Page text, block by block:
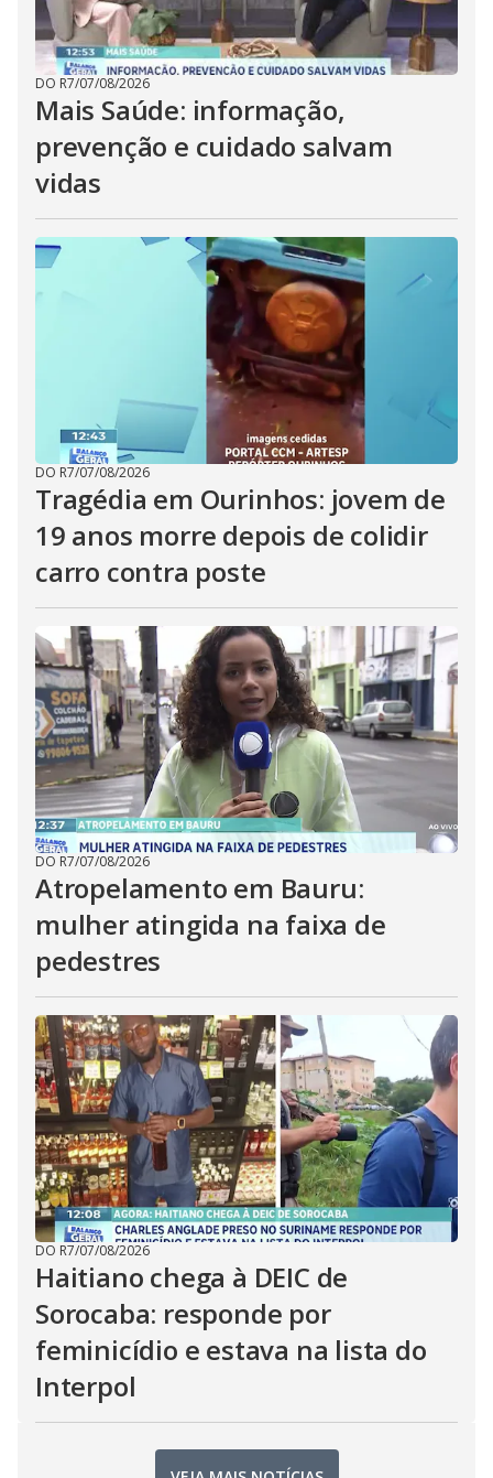
DO R7/07/08/2026
Mais Saúde: informação,
prevenção e cuidado salvam
vidas
DO R7/07/08/2026
Tragédia em Ourinhos: jovem de
19 anos morre depois de colidir
carro contra poste
DO R7/07/08/2026
Atropelamento em Bauru:
mulher atingida na faixa de
pedestres
DO R7/07/08/2026
Haitiano chega à DEIC de
Sorocaba: responde por
feminicídio e estava na lista do
Interpol